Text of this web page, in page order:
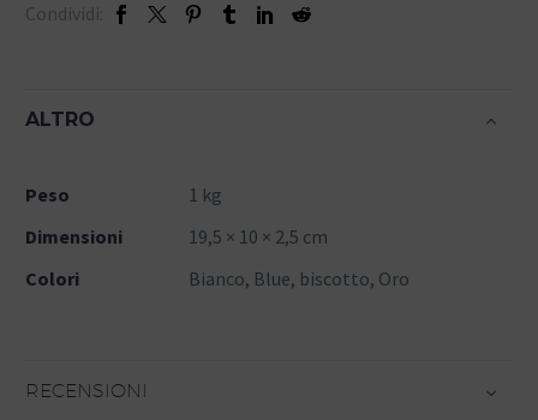
Condividi:
ALTRO
Peso
1 kg
Dimensioni
19,5 × 10 × 2,5 cm
Colori
Bianco, Blue, biscotto, Oro
RECENSIONI